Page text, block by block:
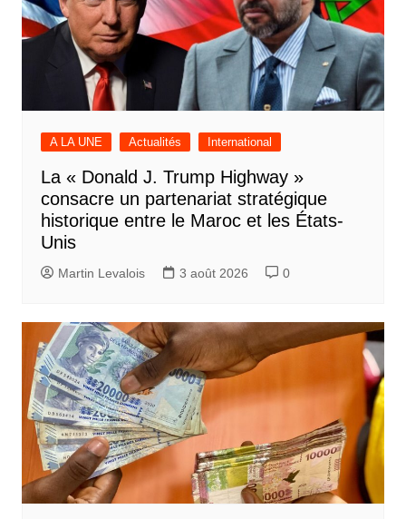
A LA UNE Actualités International
La « Donald J. Trump Highway »
consacre un partenariat stratégique
historique entre le Maroc et les États-
Unis
Martin Levalois 3 août 2026 0